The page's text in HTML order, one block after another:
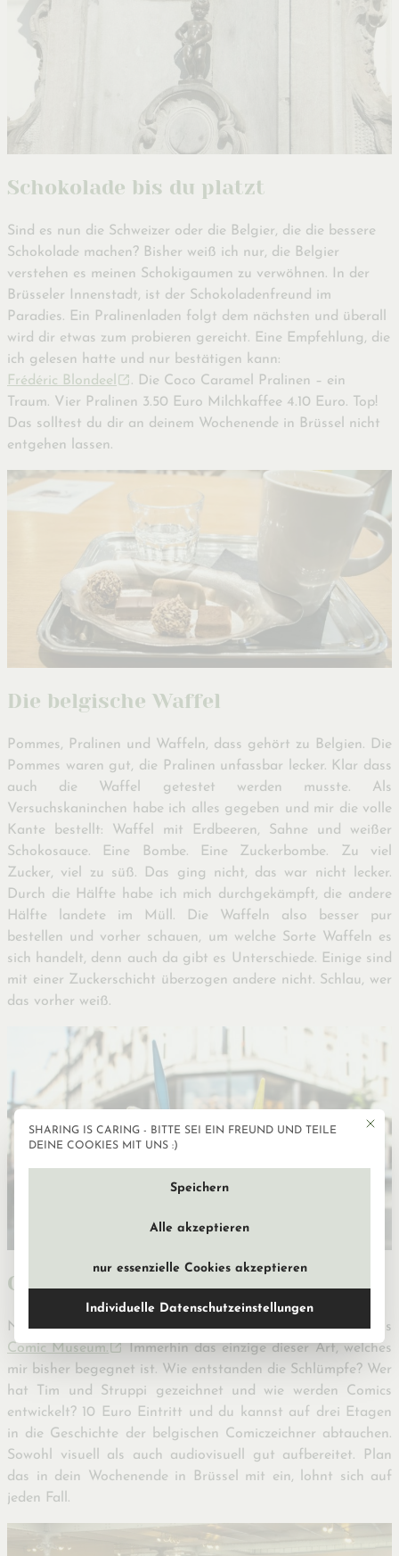
Schokolade bis du platzt
Sind es nun die Schweizer oder die Belgier, die die bessere
Schokolade machen? Bisher weiß ich nur, die Belgier
verstehen es meinen Schokigaumen zu verwöhnen. In der
Brüsseler Innenstadt, ist der Schokoladenfreund im
Paradies. Ein Pralinenladen folgt dem nächsten und überall
wird dir etwas zum probieren gereicht. Eine Empfehlung, die
ich gelesen hatte und nur bestätigen kann:
Frédéric Blondeel
. Die Coco Caramel Pralinen – ein
Traum. Vier Pralinen 3.50 Euro Milchkaffee 4.10 Euro. Top!
Das solltest du dir an deinem Wochenende in Brüssel nicht
entgehen lassen.
Die belgische Waffel
Pommes, Pralinen und Waffeln, dass gehört zu Belgien. Die
Pommes waren gut, die Pralinen unfassbar lecker. Klar dass
auch die Waffel getestet werden musste. Als
Versuchskaninchen habe ich alles gegeben und mir die volle
Kante bestellt: Waffel mit Erdbeeren, Sahne und weißer
Schokosauce. Eine Bombe. Eine Zuckerbombe. Zu viel
Zucker, viel zu süß. Das ging nicht, das war nicht lecker.
Durch die Hälfte habe ich mich durchgekämpft, die andere
Hälfte landete im Müll. Die Waffeln also besser pur
bestellen und vorher schauen, um welche Sorte Waffeln es
sich handelt, denn auch da gibt es Unterschiede. Einige sind
mit einer Zuckerschicht überzogen andere nicht. Schlau, wer
das vorher weiß.
Comic Museum
Nach dem coolenComic Strip
bin ich auch noch ins
Comic Museum.
Immerhin das einzige dieser Art, welches
mir bisher begegnet ist. Wie entstanden die Schlümpfe? Wer
hat Tim und Struppi gezeichnet und wie werden Comics
entwickelt? 10 Euro Eintritt und du kannst auf drei Etagen
in die Geschichte der belgischen Comiczeichner abtauchen.
Sowohl visuell als auch audiovisuell gut aufbereitet. Plan
das in dein Wochenende in Brüssel mit ein, lohnt sich auf
jeden Fall.
Mit
SHARING IS CARING - BITTE SEI EIN FREUND UND TEILE
DEINE COOKIES MIT UNS :)
Speichern
Alle akzeptieren
nur essenzielle Cookies akzeptieren
Individuelle Datenschutzeinstellungen